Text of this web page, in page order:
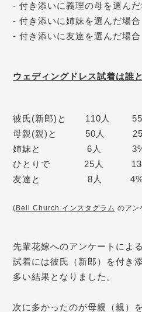
- 付き添いに義理の母を選んだ
- 付き添いに姉妹を選んだ場合
- 付き添いに友達を選んだ場合
ウェディングドレス試着は誰
彼氏(新郎)と　　110人　　
母親(親)と　　　50人　　
姉妹と　　　　   6人　 　
ひとりで　　  　25人　　
友達と　　　　　8人　　　
( Bell Church インスタグラム のアン
先輩花嫁へのアンケートによ
試着には彼氏（新郎）を付き
多い結果となりました。
次に多かったのが母親（親）